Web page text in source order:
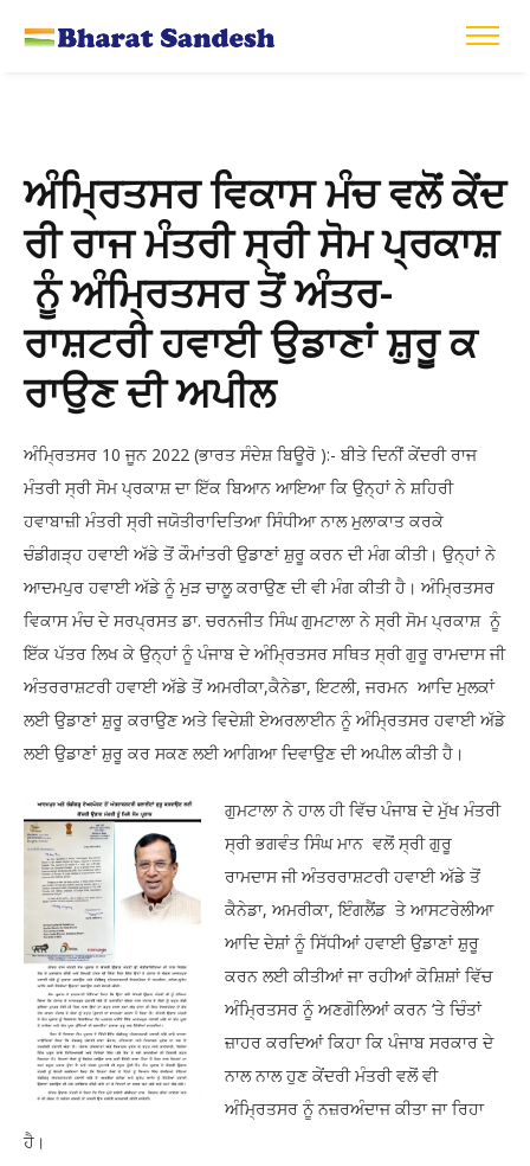
ਅੰਮ੍ਰਿਤਸਰ ਵਿਕਾਸ ਮੰਚ ਵਲੋਂ ਕੇਂਦ
ਰੀ ਰਾਜ ਮੰਤਰੀ ਸ੍ਰੀ ਸੋਮ ਪ੍ਰਕਾਸ਼
ਨੂੰ ਅੰਮ੍ਰਿਤਸਰ ਤੋਂ ਅੰਤਰ-
ਰਾਸ਼ਟਰੀ ਹਵਾਈ ਉਡਾਣਾਂ ਸ਼ੁਰੂ ਕ
ਰਾਉਣ ਦੀ ਅਪੀਲ
ਅੰਮ੍ਰਿਤਸਰ 10 ਜੂਨ 2022 (ਭਾਰਤ ਸੰਦੇਸ਼ ਬਿਊਰੋ ):- ਬੀਤੇ ਦਿਨੀਂ ਕੇਂਦਰੀ ਰਾਜ
ਮੰਤਰੀ ਸ੍ਰੀ ਸੋਮ ਪ੍ਰਕਾਸ਼ ਦਾ ਇੱਕ ਬਿਆਨ ਆਇਆ ਕਿ ਉਨ੍ਹਾਂ ਨੇ ਸ਼ਹਿਰੀ
ਹਵਾਬਾਜ਼ੀ ਮੰਤਰੀ ਸ੍ਰੀ ਜਯੋਤੀਰਾਦਿਤਿਆ ਸਿੰਧੀਆ ਨਾਲ ਮੁਲਾਕਾਤ ਕਰਕੇ
ਚੰਡੀਗੜ੍ਹ ਹਵਾਈ ਅੱਡੇ ਤੋਂ ਕੌਮਾਂਤਰੀ ਉਡਾਣਾਂ ਸ਼ੁਰੂ ਕਰਨ ਦੀ ਮੰਗ ਕੀਤੀ। ਉਨ੍ਹਾਂ ਨੇ
ਆਦਮਪੁਰ ਹਵਾਈ ਅੱਡੇ ਨੂੰ ਮੁੜ ਚਾਲੂ ਕਰਾਉਣ ਦੀ ਵੀ ਮੰਗ ਕੀਤੀ ਹੈ। ਅੰਮ੍ਰਿਤਸਰ
ਵਿਕਾਸ ਮੰਚ ਦੇ ਸਰਪ੍ਰਸਤ ਡਾ. ਚਰਨਜੀਤ ਸਿੰਘ ਗੁਮਟਾਲਾ ਨੇ ਸ੍ਰੀ ਸੋਮ ਪ੍ਰਕਾਸ਼ ਨੂੰ
ਇੱਕ ਪੱਤਰ ਲਿਖ ਕੇ ਉਨ੍ਹਾਂ ਨੂੰ ਪੰਜਾਬ ਦੇ ਅੰਮ੍ਰਿਤਸਰ ਸਥਿਤ ਸ੍ਰੀ ਗੁਰੂ ਰਾਮਦਾਸ ਜੀ
ਅੰਤਰਰਾਸ਼ਟਰੀ ਹਵਾਈ ਅੱਡੇ ਤੋਂ ਅਮਰੀਕਾ,ਕੈਨੇਡਾ, ਇਟਲੀ, ਜਰਮਨ ਆਦਿ ਮੁਲਕਾਂ
ਲਈ ਉਡਾਣਾਂ ਸ਼ੁਰੂ ਕਰਾਉਣ ਅਤੇ ਵਿਦੇਸ਼ੀ ਏਅਰਲਾਈਨ ਨੂੰ ਅੰਮ੍ਰਿਤਸਰ ਹਵਾਈ ਅੱਡੇ
ਲਈ ਉਡਾਣਾਂ ਸ਼ੁਰੂ ਕਰ ਸਕਣ ਲਈ ਆਗਿਆ ਦਿਵਾਉਣ ਦੀ ਅਪੀਲ ਕੀਤੀ ਹੈ।
ਗੁਮਟਾਲਾ ਨੇ ਹਾਲ ਹੀ ਵਿੱਚ ਪੰਜਾਬ ਦੇ ਮੁੱਖ ਮੰਤਰੀ
ਸ੍ਰੀ ਭਗਵੰਤ ਸਿੰਘ ਮਾਨ ਵਲੋਂ ਸ੍ਰੀ ਗੁਰੂ
ਰਾਮਦਾਸ ਜੀ ਅੰਤਰਰਾਸ਼ਟਰੀ ਹਵਾਈ ਅੱਡੇ ਤੋਂ
ਕੈਨੇਡਾ, ਅਮਰੀਕਾ, ਇੰਗਲੈਂਡ ਤੇ ਆਸਟਰੇਲੀਆ
ਆਦਿ ਦੇਸ਼ਾਂ ਨੂੰ ਸਿੱਧੀਆਂ ਹਵਾਈ ਉਡਾਣਾਂ ਸ਼ੁਰੂ
ਕਰਨ ਲਈ ਕੀਤੀਆਂ ਜਾ ਰਹੀਆਂ ਕੋਸ਼ਿਸ਼ਾਂ ਵਿੱਚ
ਅੰਮ੍ਰਿਤਸਰ ਨੂੰ ਅਣਗੋਲਿਆਂ ਕਰਨ ‘ਤੇ ਚਿੰਤਾਂ
ਜ਼ਾਹਰ ਕਰਦਿਆਂ ਕਿਹਾ ਕਿ ਪੰਜਾਬ ਸਰਕਾਰ ਦੇ
ਨਾਲ ਨਾਲ ਹੁਣ ਕੇਂਦਰੀ ਮੰਤਰੀ ਵਲੋਂ ਵੀ
ਅੰਮ੍ਰਿਤਸਰ ਨੂੰ ਨਜ਼ਰਅੰਦਾਜ ਕੀਤਾ ਜਾ ਰਿਹਾ
ਹੈ।